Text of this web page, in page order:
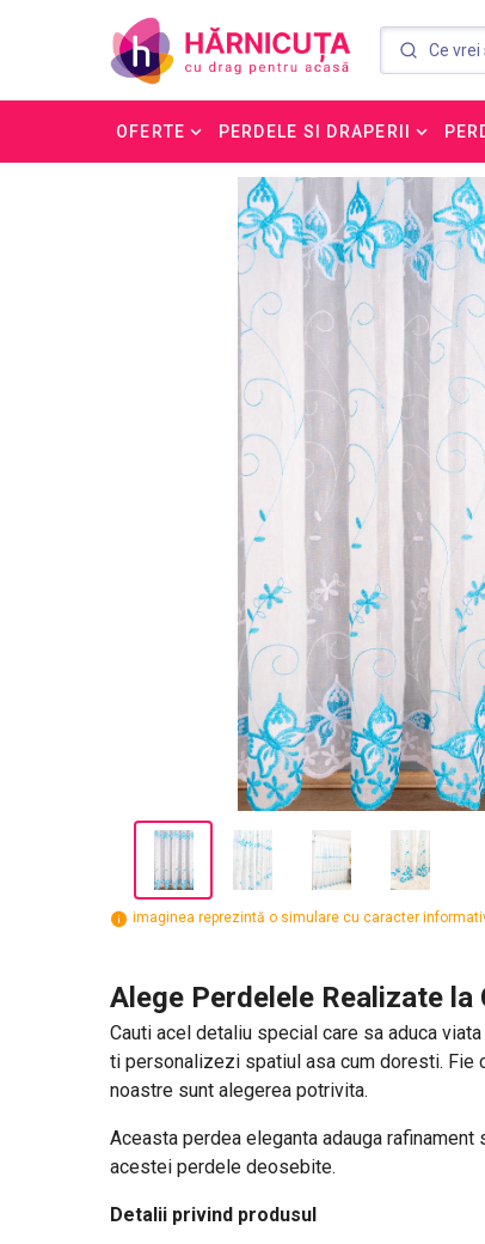
OFERTE PERDELE SI DRAPERII
imaginea reprezintă o simulare cu caracter
Alege Perdelele Realizate
Cauti acel detaliu special care sa aduca
ti personalizezi spatiul asa cum doresti. Fie
noastre sunt alegerea potrivita.
Aceasta perdea eleganta adauga
acestei perdele deosebite.
Detalii privind produsul